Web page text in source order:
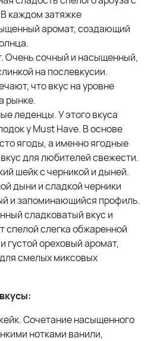
каждом затяжке
аромат, создающий
Очень сочный и насыщенный,
на послевкусии.
что вкус на уровне
рынке.
леденцы. У этого вкуса
у Must Have. В основе
ягоды, а именно ягодные
для любителей свежести.
шейк с черникой и дыней.
дыни и сладкой черники
и запоминающийся профиль.
сладковатый вкус и
спелой слегка обжаренной
густой ореховый аромат,
смелых миксовых
Сочетание насыщенного
нотками ванили,